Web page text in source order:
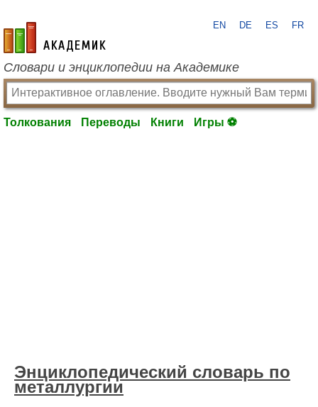
academic.ru
EN DE ES FR
Словари и энциклопедии на Академике
Толкования Переводы Книги Игры ⚽
Энциклопедический словарь по
металлургии